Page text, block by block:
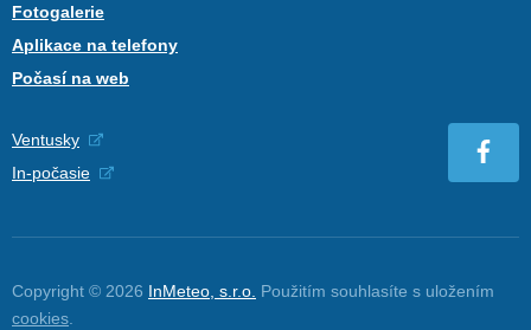
Fotogalerie
Aplikace na telefony
Počasí na web
Ventusky
In-počasie
Copyright © 2026 InMeteo, s.r.o. Použitím souhlasíte s uložením
cookies